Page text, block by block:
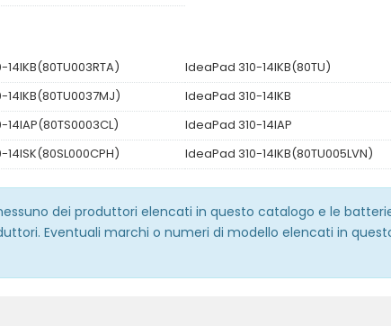
IdeaPad 310-14IKB(80TU)
14IKB(80TU0037MJ) IdeaPad 310-14IKB
IdeaPad 310-14IAP
IdeaPad 310-14IKB(80TU005LVN)
dei produttori elencati in questo catalogo e le
Eventuali marchi o numeri di modello elencati in